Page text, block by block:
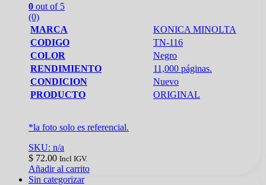
0 out of 5
(0)
MARCA
KONICA MINOLTA
CODIGO
TN-116
COLOR
Negro
RENDIMIENTO
11,000 páginas.
CONDICION
Nuevo
PRODUCTO
ORIGINAL
*la foto solo es referencial.
SKU: n/a
$ 72.00 Incl IGV.
Añadir al carrito
Sin categorizar